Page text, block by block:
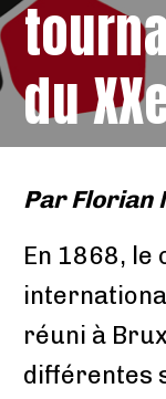
du
ParFlorian
En 1868, le
réuni à
différentes